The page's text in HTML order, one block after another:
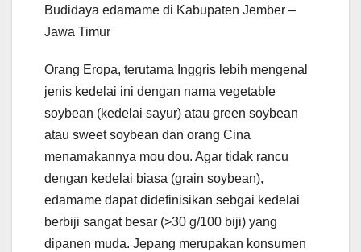
Budidaya edamame di Kabupaten Jember –
Jawa Timur
Orang Eropa, terutama Inggris lebih mengenal
jenis kedelai ini dengan nama vegetable
soybean (kedelai sayur) atau green soybean
atau sweet soybean dan orang Cina
menamakannya mou dou. Agar tidak rancu
dengan kedelai biasa (grain soybean),
edamame dapat didefinisikan sebgai kedelai
berbiji sangat besar (>30 g/100 biji) yang
dipanen muda. Jepang merupakan konsumen